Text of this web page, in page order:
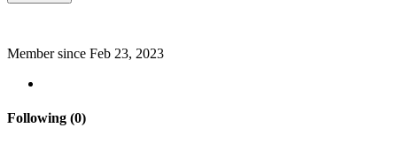
Member since Feb 23, 2023
Following (0)